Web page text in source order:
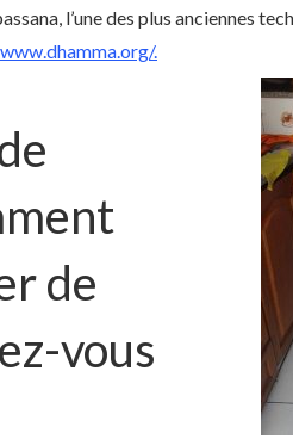
l’une des plus anciennes
.
de
vous